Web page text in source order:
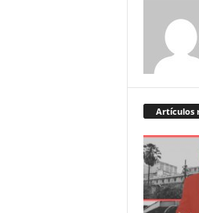
Artículos